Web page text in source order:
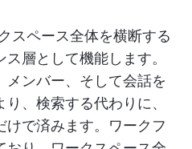
スペース全体を横断する
層として機能します。
メンバー、そして会話を
、検索する代わりに、
けで済みます。ワークフ